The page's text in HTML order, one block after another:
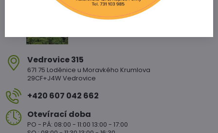
Vedrovice 315
671 75 Loděnice u Moravkého Krumlova
29CF+J4W Vedrovice
+420 607 042 662
Otevírací doba
PO - PÁ: 08:00 - 11:00 13:00 - 17:00